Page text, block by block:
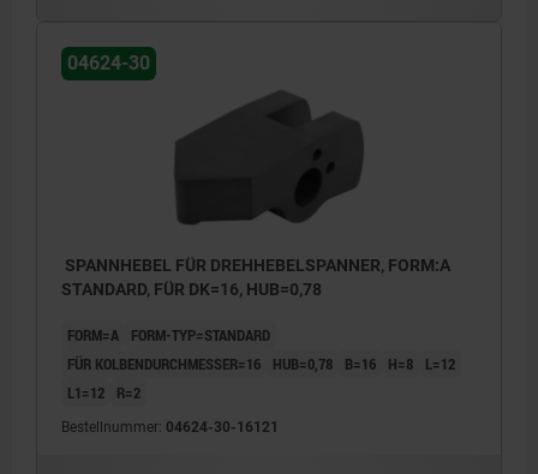
04624-30
SPANNHEBEL FÜR DREHHEBELSPANNER, FORM:A
STANDARD, FÜR DK=16, HUB=0,78
FORM=A
FORM-TYP=STANDARD
FÜR KOLBENDURCHMESSER=16
HUB=0,78 B=16 H=8
L=12
L1=12
R=2
Bestellnummer: 04624-30-16121